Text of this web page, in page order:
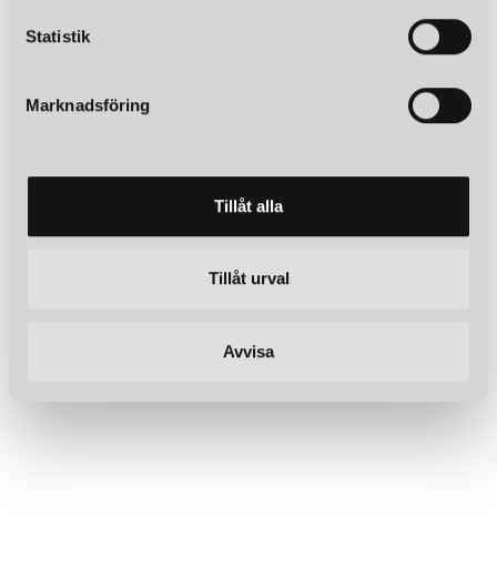
Statistik
Marknadsföring
Tillåt alla
Tillåt urval
Avvisa